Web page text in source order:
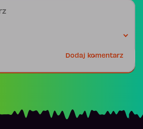
Dodaj komentarz